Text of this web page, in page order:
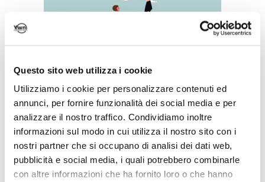
Questo sito web utilizza i cookie
Utilizziamo i cookie per personalizzare contenuti ed
annunci, per fornire funzionalità dei social media e per
analizzare il nostro traffico. Condividiamo inoltre
informazioni sul modo in cui utilizza il nostro sito con i
nostri partner che si occupano di analisi dei dati web,
pubblicità e social media, i quali potrebbero combinarle
con altre informazioni che ha fornito loro o che hanno